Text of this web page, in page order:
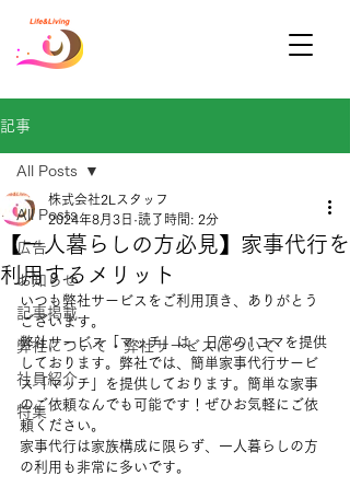
記事
All Posts
広告
お知らせ
記事掲載
弊社について・弊社サービスについて
社員紹介
特集
All Posts
【一人暮らしの方必見】家事代行を
利用するメリット
株式会社2Lスタッフ
2024年8月3日 読了時間: 2分
いつも弊社サービスをご利用頂き、ありがとう
ございます。
弊社サービス「マッチ」は、日常の1コマを提供
しております。弊社では、簡単家事代行サービ
ス「マッチ」を提供しております。簡単な家事
のご依頼なんでも可能です！ぜひお気軽にご依
頼ください。
家事代行は家族構成に限らず、 一人暮らしの方
の利用も非常に多いです。